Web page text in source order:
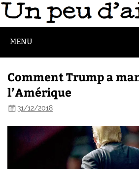
MENU
Comment Trump a
l’Amérique
31/12/2018